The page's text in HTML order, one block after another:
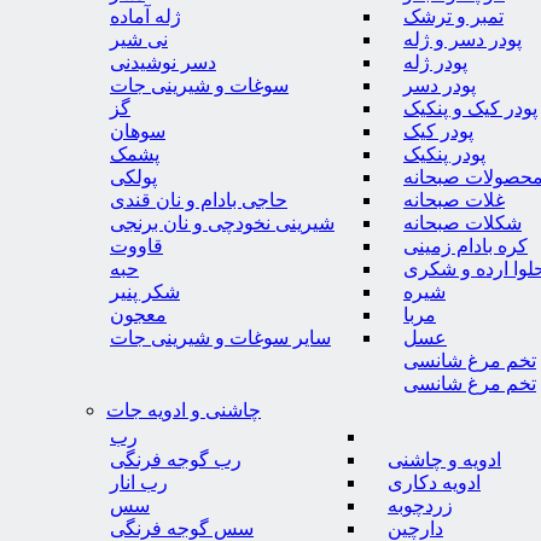
تمبر و ترشک
پودر دسر و ژله
پودر ژله
پودر دسر
پودر کیک و پنکیک
پودر کیک
پودر پنکیک
صبحانه
غلات صبحانه
شکلات صبحانه
کره بادام زمینی
ارده و شکری
شیره
مربا
عسل
تخم مرغ شانسی
تخم مرغ شانسی
ژله آماده
نی شیر
دسر نوشیدنی
سوغات و شیرینی جات
گز
سوهان
پشمک
پولکی
حاجی بادام و نان قندی
شیرینی نخودچی و نان برنجی
قاووت
حبه
شکر پنیر
معجون
سایر سوغات و شیرینی جات
چاشنی و ادویه جات
ادویه و چاشنی
ادویه دکاری
زردچوبه
دارچین
رب
رب گوجه فرنگی
رب انار
سس
سس گوجه فرنگی